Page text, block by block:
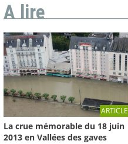
A lire
ARTICLE
La crue mémorable du 18 juin
2013 en Vallées des gaves